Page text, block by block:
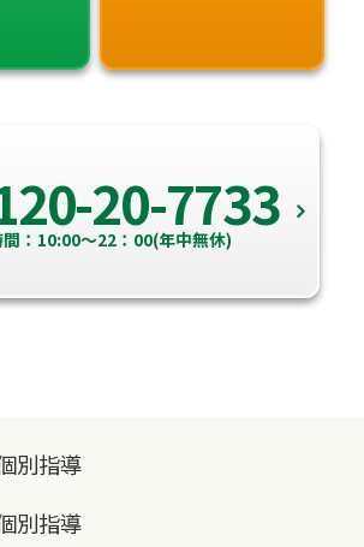
20-7733
間：10:00～22：00(年中無休)
別指導
別指導